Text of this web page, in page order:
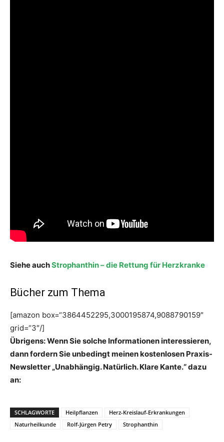
Siehe auchStrophanthin – die Rettung für Herzkranke
Bücher zum Thema
[amazon box=“3864452295,3000195874,9088790159″
grid=“3″/]
Übrigens: Wenn Sie solche Informationen interessieren,
dann fordern Sie unbedingt meinen kostenlosen Praxis-
Newsletter „Unabhängig. Natürlich. Klare Kante.“ dazu
an:
SCHLAGWORTE Heilpflanzen
Herz-Kreislauf-Erkrankungen
Naturheilkunde
Rolf-Jürgen Petry Strophanthin